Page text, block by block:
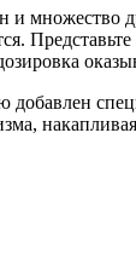
и множество
добавлен